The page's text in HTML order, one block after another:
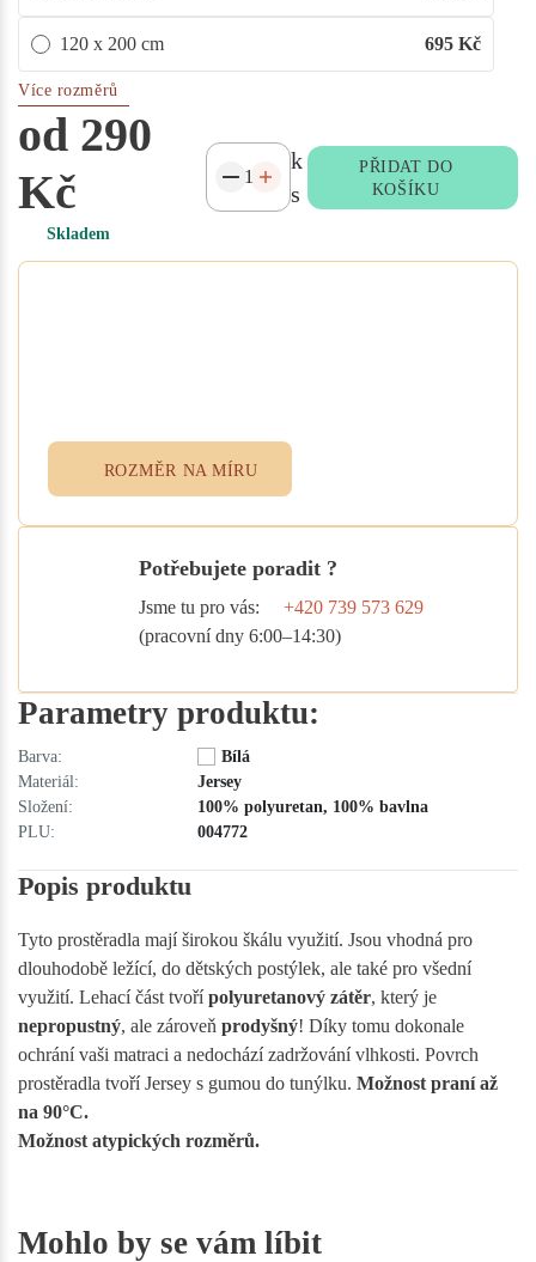
120 x 200 cm 695 Kč
Více rozměrů
od 290
Kč
Skladem
k
s
PŘIDAT DO
KOŠÍKU
ROZMĚR NA MÍRU
Potřebujete poradit ?
Jsme tu pro vás:
+420 739 573 629
(pracovní dny 6:00–14:30)
Parametry produktu:
Barva:
Bílá
Materiál:
Jersey
Složení:
100% polyuretan, 100% bavlna
PLU:
004772
Popis produktu
Tyto prostěradla mají širokou škálu využití. Jsou vhodná pro
dlouhodobě ležící, do dětských postýlek, ale také pro všední
využití. Lehací část tvořípolyuretanový zátěr, který je
nepropustný, ale zároveň prodyšný! Díky tomu dokonale
ochrání vaši matraci a nedochází zadržování vlhkosti. Povrch
prostěradla tvoří Jersey s gumou do tunýlku. Možnost praní až
na 90°C.
Možnost atypických rozměrů.
Mohlo by se vám líbit